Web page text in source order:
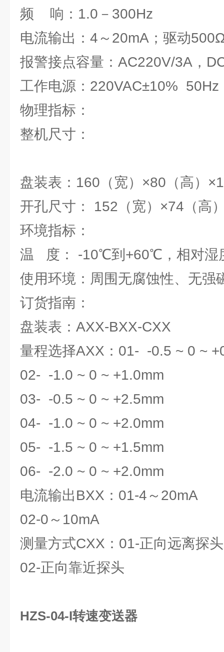
频 响：1.0－300Hz
电流输出：4～20mA；驱动
报警接点容量：AC220V/3A，
工作电源：220VAC±10%
物理指标：
整机尺寸：
盘装表：160（宽）×80（高）
开孔尺寸： 152（宽）×74（高
环境指标：
温 度： -10℃到+60℃，相对湿
使用环境：周围无腐蚀性、无强
订货指南：
盘装表：AXX-BXX-CXX
量程选择AXX：01- -0.5 ~ 0 ~
02- -1.0 ~ 0 ~ +1.0mm
03- -0.5 ~ 0 ~ +2.5mm
04- -1.0 ~ 0 ~ +2.0mm
05- -1.5 ~ 0 ~ +1.5mm
06- -2.0 ~ 0 ~ +2.0mm
电流输出BXX：01-4～20mA
02-0～10mA
测量方式CXX：01-正向远离探头
02-正向靠近探头
HZS-04-I转速变送器